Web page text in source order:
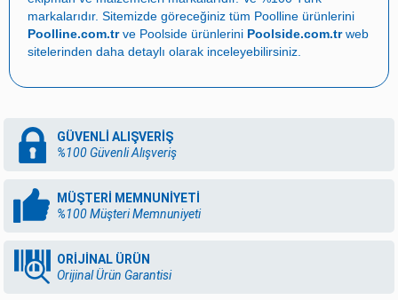
markalarıdır. Sitemizde göreceğiniz tüm Poolline ürünlerini
Poolline.com.trve Poolside ürünlerini Poolside.com.trweb
sitelerinden daha detaylı olarak inceleyebilirsiniz.
GÜVENLİ ALIŞVERİŞ
%100 Güvenli Alışveriş
MÜŞTERİ MEMNUNİYETİ
%100 Müşteri Memnuniyeti
ORİJİNAL ÜRÜN
Orijinal Ürün Garantisi